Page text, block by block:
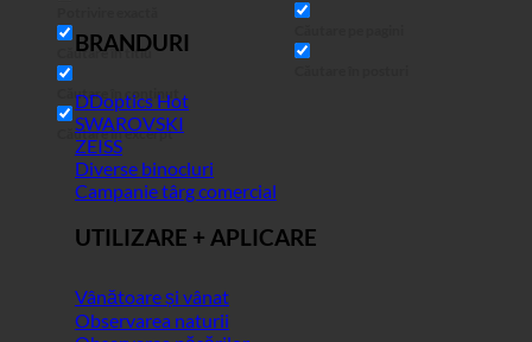
Căutare în titlu
Căutare în conținut
Căutare în excerpt
BRANDURI
DDoptics
SWAROVSKI
ZEISS
Diverse binocluri
Campanie târg comercial
UTILIZARE + APLICARE
Vânătoare și vânat
Observarea naturii